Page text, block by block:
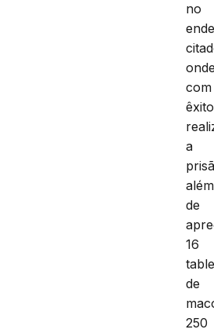
no
com
êxito
a
além
de
16
de
250